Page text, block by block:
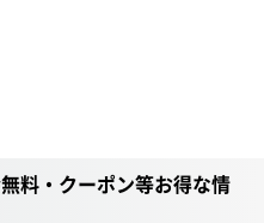
料・クーポン等お得な情